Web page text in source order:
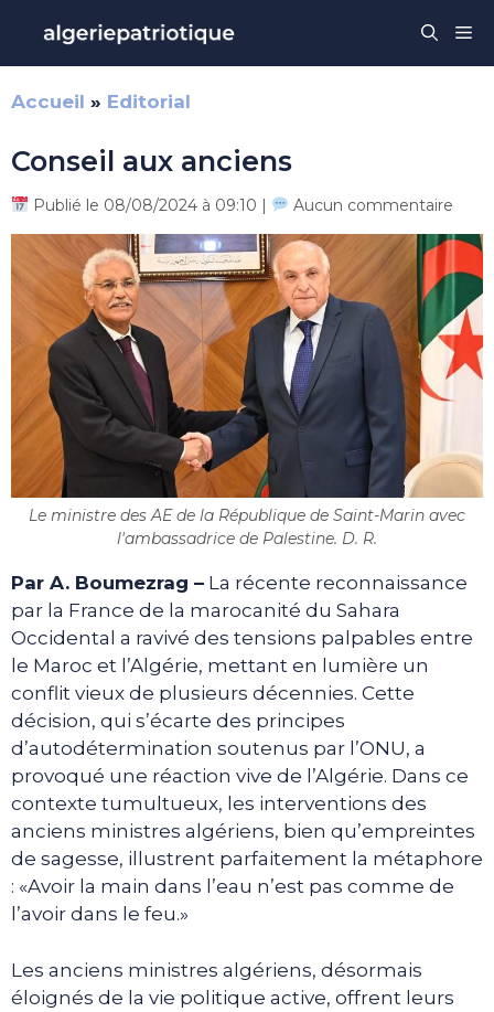
contenu
Accueil » Editorial
Conseil aux anciens
Publié le 08/08/2024 à 09:10 | Aucun commentaire
Le ministre des AE de la République de Saint-Marin avec
l'ambassadrice de Palestine. D. R.
Par A. Boumezrag – La récente reconnaissance
par la France de la marocanité du Sahara
Occidental a ravivé des tensions palpables entre
le Maroc et l’Algérie, mettant en lumière un
conflit vieux de plusieurs décennies. Cette
décision, qui s’écarte des principes
d’autodétermination soutenus par l’ONU, a
provoqué une réaction vive de l’Algérie. Dans ce
contexte tumultueux, les interventions des
anciens ministres algériens, bien qu’empreintes
de sagesse, illustrent parfaitement la métaphore
: «Avoir la main dans l’eau n’est pas comme de
l’avoir dans le feu.»
Les anciens ministres algériens, désormais
éloignés de la vie politique active, offrent leurs